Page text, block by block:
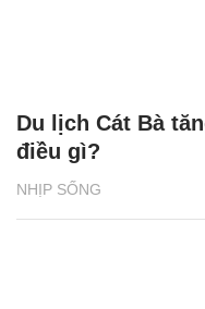
NHỊP SỐNG
Du lịch Cát Bà
điều gì?